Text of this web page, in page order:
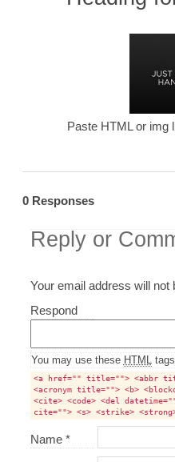
Paste HTML or img
0 Responses
Reply or
Your email address will not
RespondComment
You may use these HTML
<a href="" title=""> <abbr
<acronym title=""> <b>
<cite> <code> <del
cite=""> <s> <strike>
Name *